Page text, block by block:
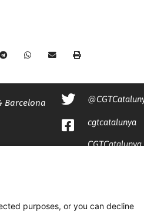
Barcelona
cgtcatalunya
CGTCatalunya
purposes, or you can decline